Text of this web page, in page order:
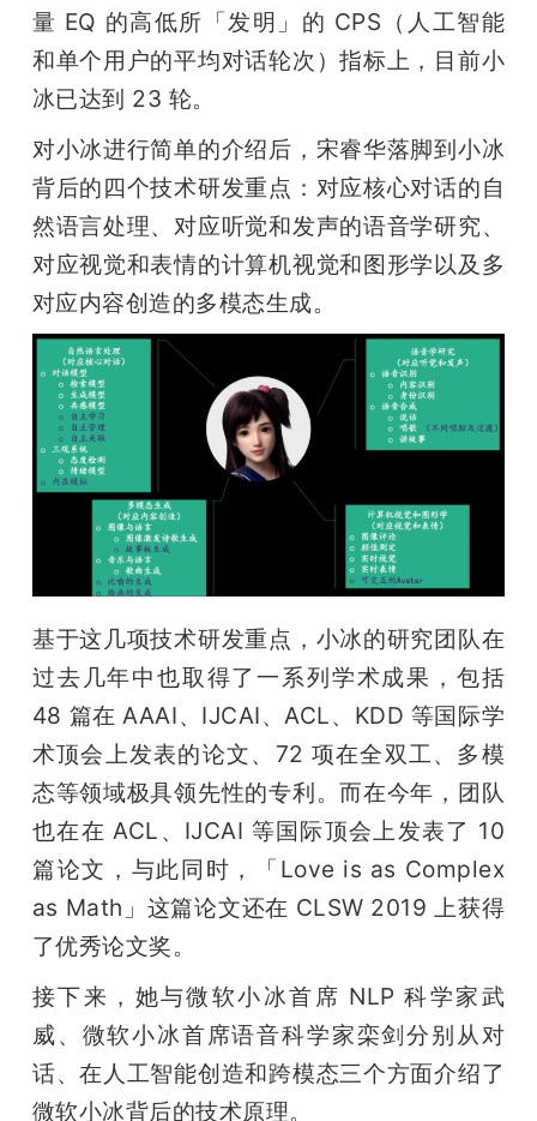
量 EQ 的高低所「发明」的 CPS（人工智能
和单个用户的平均对话轮次）指标上，目前小
冰已达到 23 轮。
对小冰进行简单的介绍后，宋睿华落脚到小冰
背后的四个技术研发重点：对应核心对话的自
然语言处理、对应听觉和发声的语音学研究、
对应视觉和表情的计算机视觉和图形学以及多
对应内容创造的多模态生成。
基于这几项技术研发重点，小冰的研究团队在
过去几年中也取得了一系列学术成果，包括
48 篇在 AAAI、IJCAI、ACL、KDD 等国际学
术顶会上发表的论文、72 项在全双工、多模
态等领域极具领先性的专利。而在今年，团队
也在在 ACL、IJCAI 等国际顶会上发表了 10
篇论文，与此同时，「Love is as Complex
as Math」这篇论文还在 CLSW 2019 上获得
了优秀论文奖。
接下来，她与微软小冰首席 NLP 科学家武
威、微软小冰首席语音科学家栾剑分别从对
话、在人工智能创造和跨模态三个方面介绍了
微软小冰背后的技术原理。